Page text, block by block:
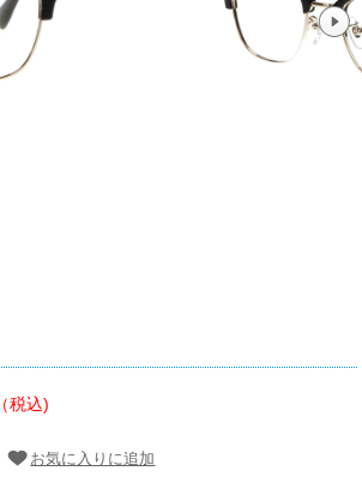
（税込)
お気に入りに追加